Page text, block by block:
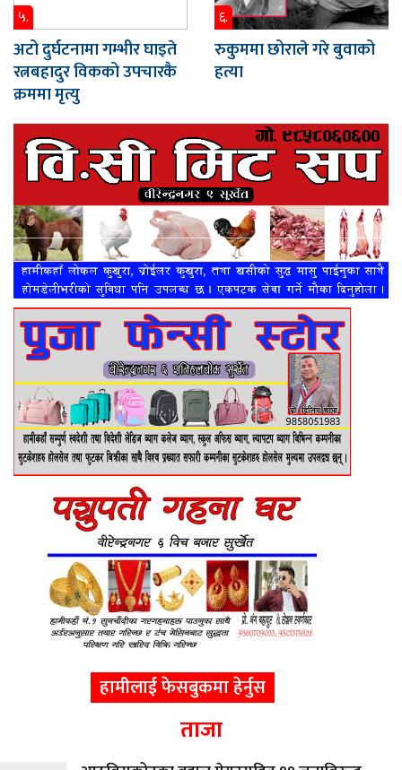
५.
अटो दुर्घटनामा गम्भीर घाइते
रत्नबहादुर विकको उपचारकै
क्रममा मृत्यु
६.
रुकुममा छोराले गरे बुवाको
हत्या
हामीलाई फेसबुकमा हेर्नुस
ताजा